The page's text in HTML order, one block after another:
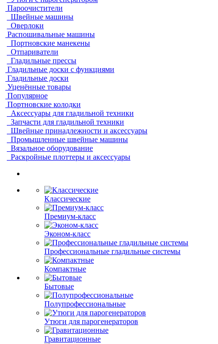
Пароочистители
Швейные машины
Оверлоки
Распошивальные машины
Портновские манекены
Отпариватели
Гладильные прессы
Гладильные доски с функциями
Гладильные доски
Уценённые товары
Популярное
Портновские колодки
Аксессуары для гладильной техники
Запчасти для гладильной техники
Швейные принадлежности и аксессуары
Промышленные швейные машины
Вязальное оборудование
Раскройные плоттеры и аксессуары
Классические
Премиум-класс
Эконом-класс
Профессиональные гладильные системы
Компактные
Бытовые
Полупрофессиональные
Утюги для парогенераторов
Гравитационные